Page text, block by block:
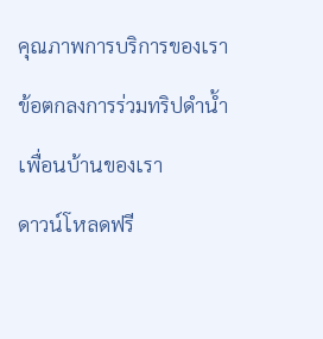
คุณภาพการบริการของเรา
ข้อตกลงการร่วมทริปดำน้ำ
เพื่อนบ้านของเรา
ดาวน์โหลดฟรี